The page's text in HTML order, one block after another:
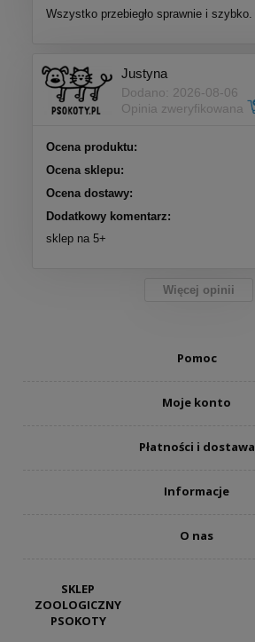
Wszystko przebiegło sprawnie i szybko.
Justyna
Dodano: 2026-08-06
Opinia zweryfikowana
Ocena produktu:
Ocena sklepu:
Ocena dostawy:
Dodatkowy komentarz:
sklep na 5+
Więcej opinii
Pomoc
Moje konto
Płatności i dostawa
Informacje
O nas
SKLEP
ZOOLOGICZNY
PSOKOTY